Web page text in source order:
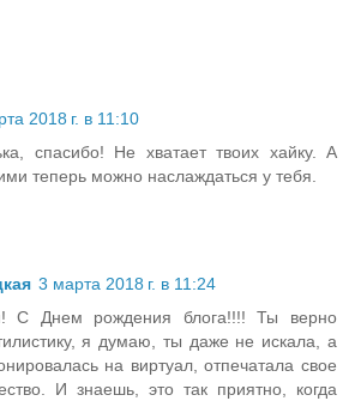
2018 г. в 11:10
спасибо! Не хватает твоих хайку. А
теперь можно наслаждаться у тебя.
3 марта 2018 г. в 11:24
С Днем рождения блога!!!! Ты верно
я думаю, ты даже не искала, а
на виртуал, отпечатала свое
И знаешь, это так приятно, когда